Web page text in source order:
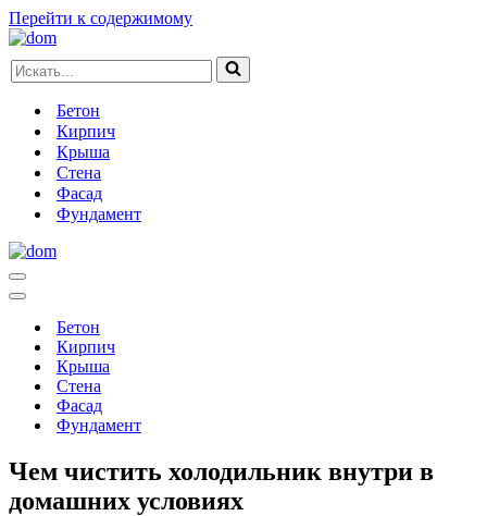
Перейти к содержимому
Искать...
Бетон
Кирпич
Крыша
Стена
Фасад
Фундамент
Меню
навигации
Меню
навигацииБетон
Кирпич
Крыша
Стена
Фасад
Фундамент
Чем чистить холодильник внутри в
домашних условиях